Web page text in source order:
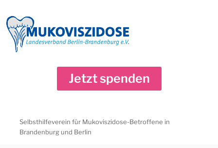
Inhalt
springen
Jetzt spenden
Selbsthilfeverein für Mukoviszidose-Betroffene in
Brandenburg und Berlin